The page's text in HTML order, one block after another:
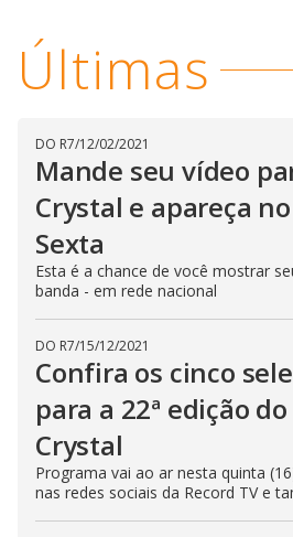
e
o
Últimas
DO R7/12/02/2021
Mande seu vídeo
Crystal e apareça
Sexta
Esta é a chance de você mostrar
banda - em rede nacional
DO R7/15/12/2021
Confira os cinco
para a 22ª edição
Crystal
Programa vai ao ar nesta quinta
nas redes sociais da Record TV e